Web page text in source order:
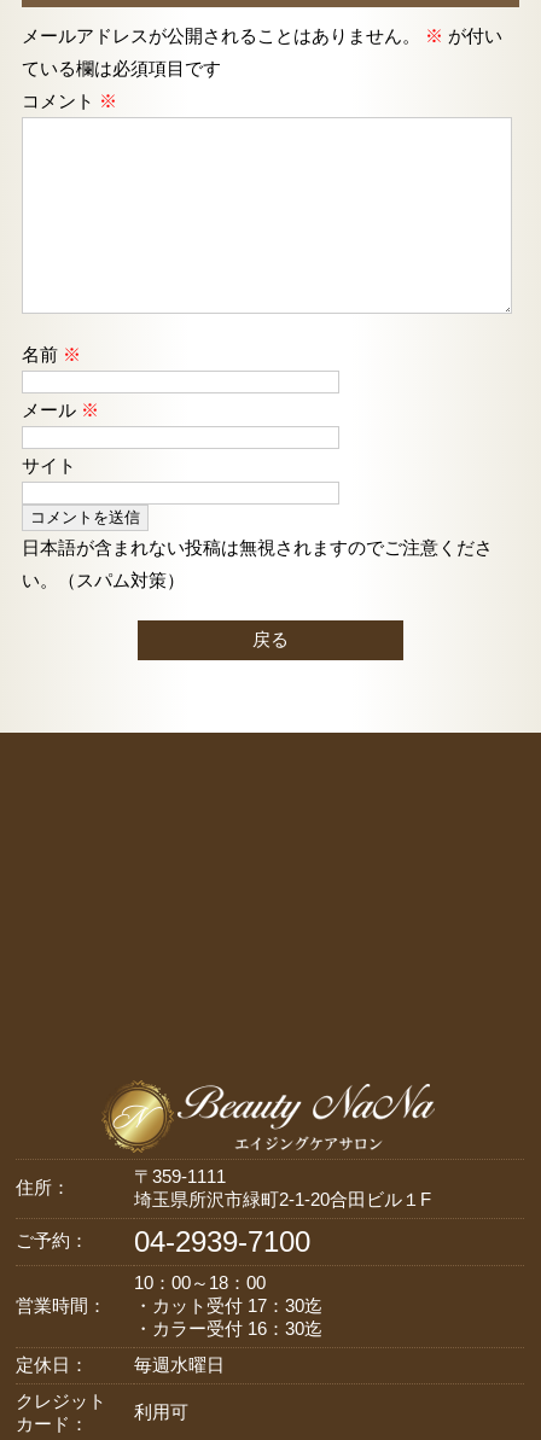
メールアドレスが公開されることはありません。 ※ が付い
ている欄は必須項目です
コメント ※
名前 ※
メール ※
サイト
日本語が含まれない投稿は無視されますのでご注意くださ
い。（スパム対策）
戻る
住所：
〒359-1111
埼玉県所沢市緑町2-1-20合田ビル１F
ご予約：
04-2939-7100
営業時間：
10：00～18：00
・カット受付 17：30迄
・カラー受付 16：30迄
定休日：
毎週水曜日
クレジット
カード：
利用可